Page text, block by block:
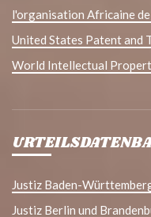
l'organisation Africaine
United States Patent and
World Intellectual
Justiz Baden-
Justiz Berlin und